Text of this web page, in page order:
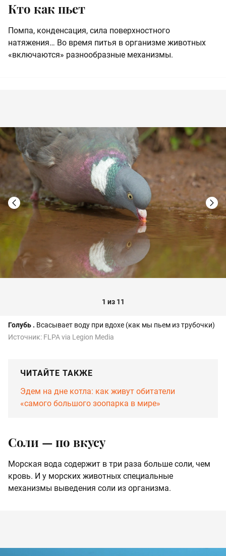
Кто как пьет
Помпа, конденсация, сила поверхностного
натяжения… Во время питья в организме животных
«включаются» разнообразные механизмы.
1 из 11
Голубь . Всасывает воду при вдохе (как мы пьем из трубочки)
Источник: FLPA via Legion Media
ЧИТАЙТЕ ТАКЖЕ
Эдем на дне котла: как живут обитатели
«самого большого зоопарка в мире»
Соли — по вкусу
Морская вода содержит в три раза больше соли, чем
кровь. И у морских животных специальные
механизмы выведения соли из организма.